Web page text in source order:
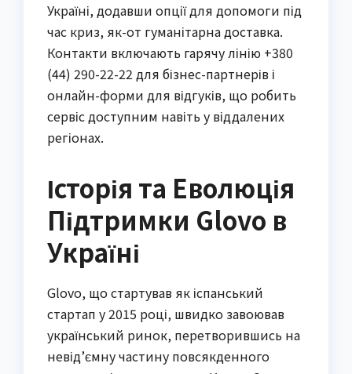
Україні, додавши опції для допомоги під
час криз, як-от гуманітарна доставка.
Контакти включають гарячу лінію +380
(44) 290-22-22 для бізнес-партнерів і
онлайн-форми для відгуків, що робить
сервіс доступним навіть у віддалених
регіонах.
Історія та Еволюція
Підтримки Glovo в
Україні
Glovo, що стартував як іспанський
стартап у 2015 році, швидко завоював
український ринок, перетворившись на
невід’ємну частину повсякденного